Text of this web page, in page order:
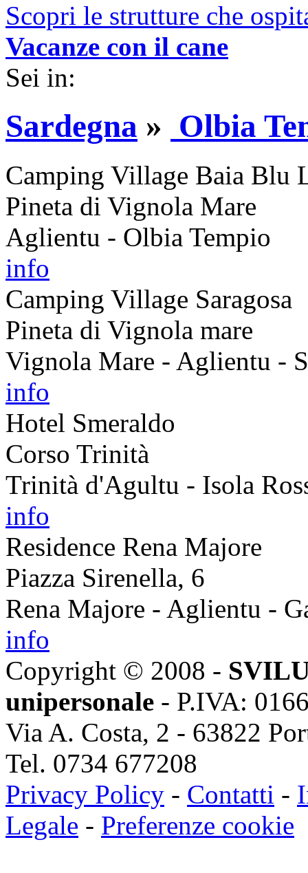
Scopri le strutture che
Vacanze con il cane
Sei in:
Sardegna » Olbia
Camping Village Baia Blu
Pineta di Vignola Mare
Aglientu - Olbia Tempio
info
Camping Village Saragosa
Pineta di Vignola mare
Vignola Mare - Aglientu -
info
Hotel Smeraldo
Corso Trinità
Trinità d'Agultu - Isola
info
Residence Rena Majore
Piazza Sirenella, 6
Rena Majore - Aglientu -
info
Copyright © 2008 -
unipersonale - P.IVA:
Via A. Costa, 2 - 63822
Tel. 0734 677208
Privacy Policy - Contatti -
Legale - Preferenze cookie